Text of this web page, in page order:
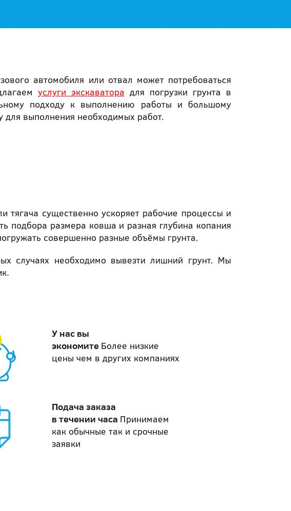
автомобиля или отвал может потребоваться
услуги экскаватора для погрузки грунта в
подходу к выполнению работы и большому
выполнения необходимых работ.
тягача существенно ускоряет рабочие процессы и
подбора размера ковша и разная глубина копания
совершенно разные объёмы грунта.
случаях необходимо вывезти лишний грунт. Мы
У нас вы
экономите Более низкие
цены чем в других компаниях
Подача заказа
в течении часа Принимаем
как обычные так и срочные
заявки